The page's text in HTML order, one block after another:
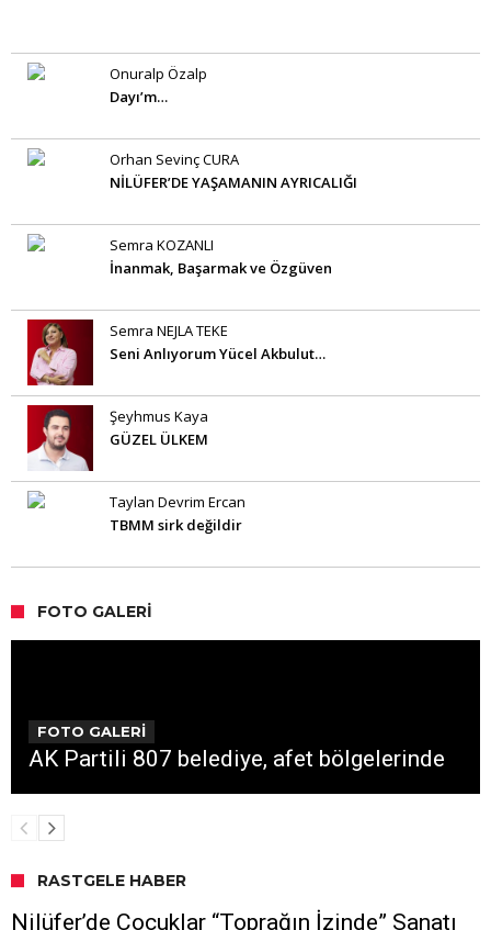
Onuralp Özalp
Dayı’m…
Orhan Sevinç CURA
NİLÜFER’DE YAŞAMANIN AYRICALIĞI
Semra KOZANLI
İnanmak, Başarmak ve Özgüven
Semra NEJLA TEKE
Seni Anlıyorum Yücel Akbulut…
Şeyhmus Kaya
GÜZEL ÜLKEM
Taylan Devrim Ercan
TBMM sirk değildir
FOTO GALERI
FOTO GALERİ
AK Partili 807 belediye, afet bölgelerinde
RASTGELE HABER
Nilüfer’de Çocuklar “Toprağın İzinde” Sanatı